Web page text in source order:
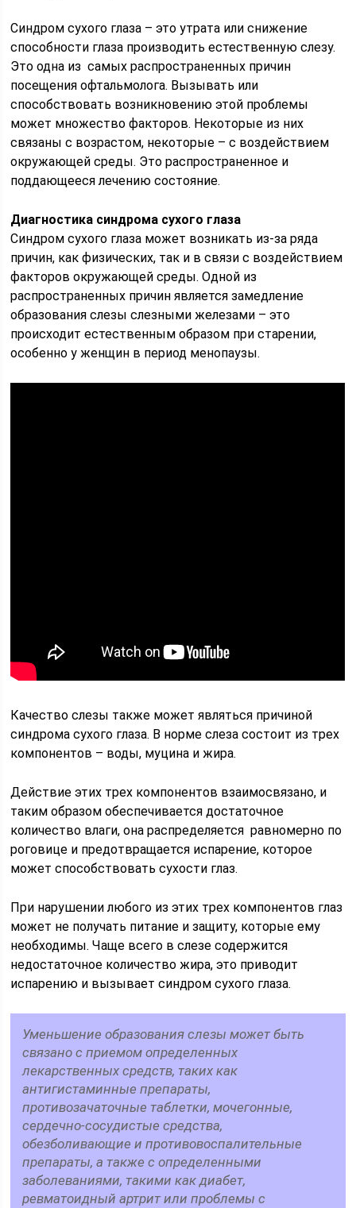
Синдром сухого глаза – это утрата или снижение
способности глаза производить естественную слезу.
Это одна из самых распространенных причин
посещения офтальмолога. Вызывать или
способствовать возникновению этой проблемы
может множество факторов. Некоторые из них
связаны с возрастом, некоторые – с воздействием
окружающей среды. Это распространенное и
поддающееся лечению состояние.
Диагностика синдрома сухого глаза
Синдром сухого глаза может возникать из-за ряда
причин, как физических, так и в связи с воздействием
факторов окружающей среды. Одной из
распространенных причин является замедление
образования слезы слезными железами – это
происходит естественным образом при старении,
особенно у женщин в период менопаузы.
Качество слезы также может являться причиной
синдрома сухого глаза. В норме слеза состоит из трех
компонентов – воды, муцина и жира.
Действие этих трех компонентов взаимосвязано, и
таким образом обеспечивается достаточное
количество влаги, она распределяется равномерно по
роговице и предотвращается испарение, которое
может способствовать сухости глаз.
При нарушении любого из этих трех компонентов глаз
может не получать питание и защиту, которые ему
необходимы. Чаще всего в слезе содержится
недостаточное количество жира, это приводит
испарению и вызывает синдром сухого глаза.
Уменьшение образования слезы может быть
связано с приемом определенных
лекарственных средств, таких как
антигистаминные препараты,
противозачаточные таблетки, мочегонные,
сердечно-сосудистые средства,
обезболивающие и противовоспалительные
препараты, а также с определенными
заболеваниями, такими как диабет,
ревматоидный артрит или проблемы с